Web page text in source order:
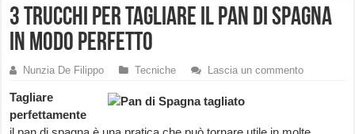
3 Trucchi per tagliare il pan di Spagna
in modo perfetto
Nunzia De Filippo Tecniche Lascia un commento
Tagliare
perfettamente